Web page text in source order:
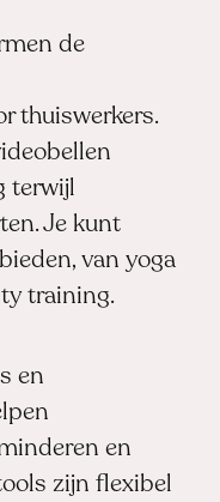
de
thuiswerkers.
terwijl
Je kunt
van yoga
training.
en
en
zijn flexibel